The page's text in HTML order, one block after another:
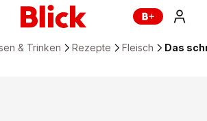
& Trinken Rezepte Fleisch Das